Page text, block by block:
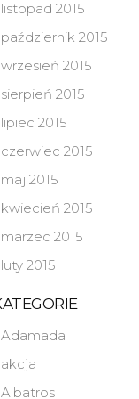
listopad 2015
październik 2015
wrzesień 2015
sierpień 2015
lipiec 2015
czerwiec 2015
maj 2015
kwiecień 2015
marzec 2015
luty 2015
Adamada
akcja
Albatros